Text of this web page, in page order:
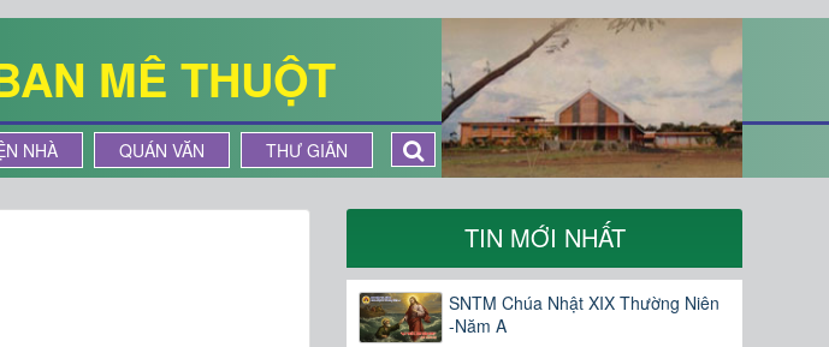
MÊ THUỘT
NHÀ QUÁN VĂN THƯ GIÃN
TIN MỚI NHẤT
SNTM Chúa Nhật XIX Thường Niên
-Năm A